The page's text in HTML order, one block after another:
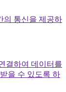
의 통신을 제공하
결하여 데이터를
을 수 있도록 하